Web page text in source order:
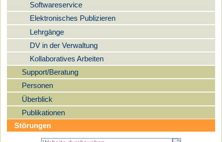
Softwareservice
Elektronisches Publizieren
Lehrgänge
DV in der Verwaltung
Kollaboratives Arbeiten
Support/Beratung
Personen
Überblick
Publikationen
Störungen